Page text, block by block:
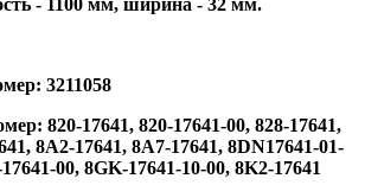
3211058
820-17641, 820-17641-00, 828-17641,
8A2-17641, 8A7-17641, 8DN17641-01-
00, 8GK-17641-10-00, 8K2-17641